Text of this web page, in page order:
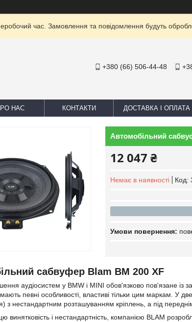
час. Замовлення та повідомлення будуть
+380 (66) 506-44-48
НАС КОНТАКТИ ДОСТАВКА І ОПЛАТА
Автомобільний
12 047 ₴
Немає в наявності Код:
сабвуфер Blam BM 200 XF
аудіосистем у BMW і MINI обов'язково пов'язане із
певні особливості, властиві тільки цим маркам. У
з нестандартним розташуванням кріплень, а під
винятковість і нестандартність, компанією BLAM